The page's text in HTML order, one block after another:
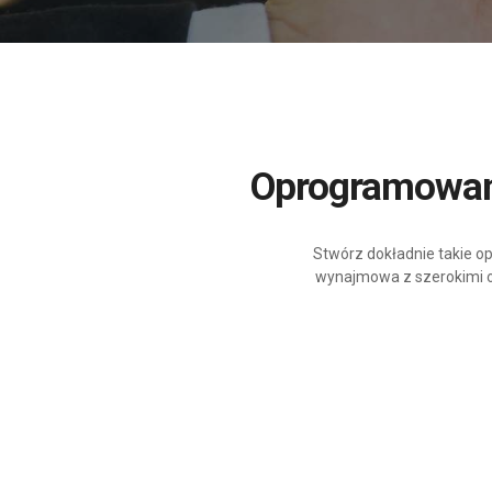
Stwórz dokładnie takie
wynajmowa z szerokimi